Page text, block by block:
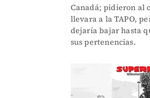
Canadá; pidieron al
llevara a la TAPO,
dejaría bajar hasta
sus pertenencias.